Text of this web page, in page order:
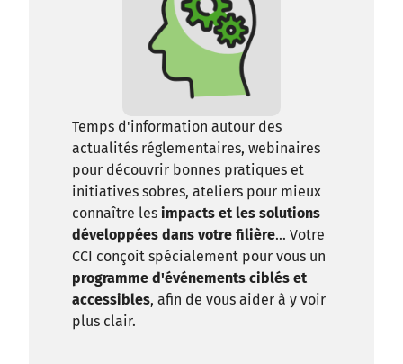
Temps d'information autour des
actualités réglementaires, webinaires
pour découvrir bonnes pratiques et
initiatives sobres, ateliers pour mieux
connaître les impacts et les solutions
développées dans votre filière... Votre
CCI conçoit spécialement pour vous un
programme d'événements ciblés et
accessibles, afin de vous aider à y voir
plus clair.